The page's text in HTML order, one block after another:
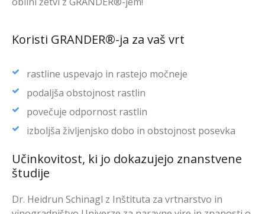
Koristi GRANDER®-ja za vaš vrt
rastline uspevajo in rastejo močneje
podaljša obstojnost rastlin
povečuje odpornost rastlin
izboljša življenjsko dobo in obstojnost posevka
Učinkovitost, ki jo dokazujejo znanstvene
študije
Dr. Heidrun Schinagl z Inštituta za vrtnarstvo in